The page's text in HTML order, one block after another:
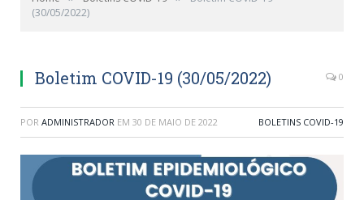
(30/05/2022)
Boletim COVID-19 (30/05/2022) 0
POR ADMINISTRADOR EM 30 DE MAIO DE 2022 BOLETINS COVID-19